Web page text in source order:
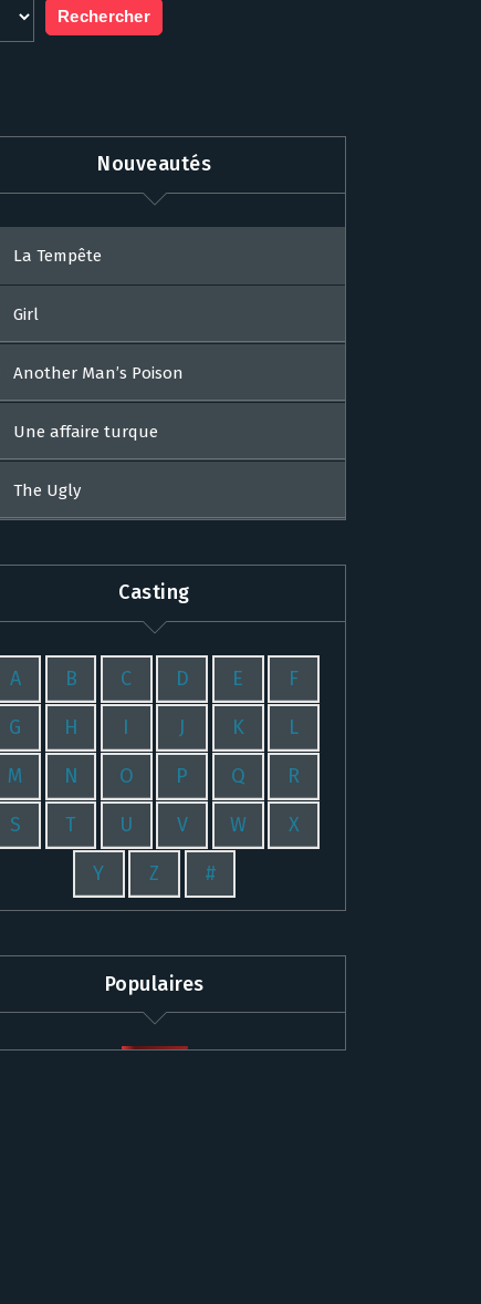
Nouveautés
La Tempête
Girl
Another Man’s Poison
Une affaire turque
The Ugly
Casting
A B C D E F
G H I J K L
M N O P Q R
S T U V W X
Y Z #
Populaires